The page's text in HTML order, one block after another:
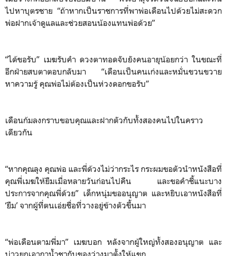
ไปหาบุตรชาย “ถ้าหากเป็นราชการที่พาพ่อเดือนไปด้วยไม่สะดวก
พ่อฝากเจ้าดูแลและช่วยสอนน้องแทนพ่อด้วย”
“ได้ขอรับ” เมฆรับคำ ดวงตาทอดจับยังคนอายุน้อยกว่า ในขณะที่
อีกฝ่ายสบตาตอบกลับมา “เดือนเป็นคนเก่งและหมั่นขวนขวาย
หาความรู้ คุณพ่อไม่ต้องเป็นห่วงดอกขอรับ”
เดือนก้มลงกราบขอบคุณและฝากตัวกับทั้งสองคนไปในคราว
เดียวกัน
“หากคุณลุง คุณพ่อ และพี่ด้วงไม่ว่ากระไร กระผมขอตัวนำหนังสือที่
คุณพี่เมฆให้ยืมเมื่อหลายวันก่อนไปคืน และขอคำชี้แนะบาง
ประการจากคุณพี่ด้วย” เด็กหนุ่มขออนุญาต และหยิบเอาหนังสือที่
‘ยืม’ จากผู้ที่ตนเอ่ยชื่อที่วางอยู่ข้างตัวขึ้นมา
“พ่อเดือนตามพี่มา” เมฆบอก หลังจากผู้ใหญ่ทั้งสองอนุญาต และ
บ่าวยกเอากาน้ำชากับของว่างมาตั้งให้แขก